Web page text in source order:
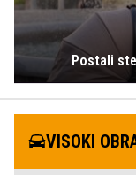
Postali
VISOKI